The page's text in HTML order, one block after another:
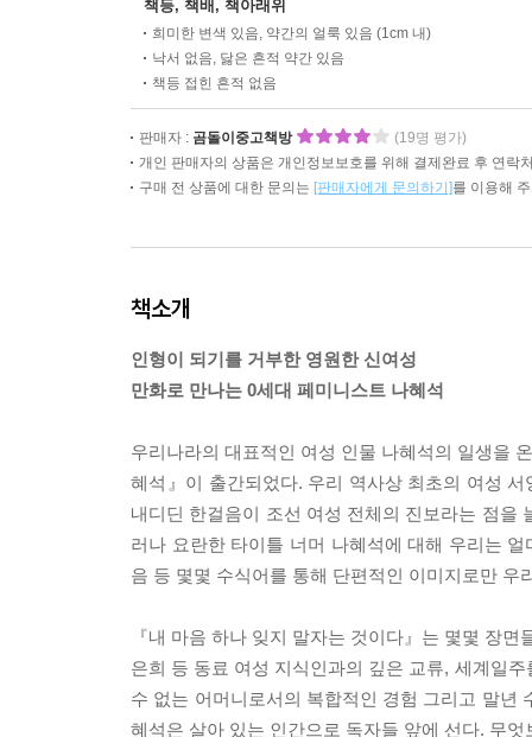
책등, 책배, 책아래위
희미한 변색 있음, 약간의 얼룩 있음 (1cm 내)
낙서 없음, 닳은 흔적 약간 있음
책등 접힌 흔적 없음
판매자 : 곰돌이중고책방
(19명 평가)
개인 판매자의 상품은 개인정보보호를 위해 결제완료 후 연락
구매 전 상품에 대한 문의는 [판매자에게 문의하기]를 이용해
책소개
인형이 되기를 거부한 영원한 신여성
만화로 만나는 0세대 페미니스트 나혜석
우리나라의 대표적인 여성 인물 나혜석의 일생을
혜석』이 출간되었다. 우리 역사상 최초의 여성
내디딘 한걸음이 조선 여성 전체의 진보라는 점을
러나 요란한 타이틀 너머 나혜석에 대해 우리는
음 등 몇몇 수식어를 통해 단편적인 이미지로만 우
『내 마음 하나 잊지 말자는 것이다』는 몇몇 장
은희 등 동료 여성 지식인과의 깊은 교류, 세계일
수 없는 어머니로서의 복합적인 경험 그리고 말년
혜석은 살아 있는 인간으로 독자들 앞에 선다. 무